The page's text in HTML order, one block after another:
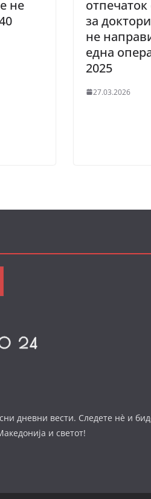
не
за
не
една
2025
27.03.2026
дневни вести. Следете нè и
и светот!